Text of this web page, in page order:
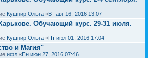
Кушнир Ольга «Вт авг 16, 2016 13:07
Обучающий курс. 29-31 июля.
Кушнир Ольга «Пт июл 01, 2016 17:04
и Магия"
ифл «Пн июн 27, 2016 07:46